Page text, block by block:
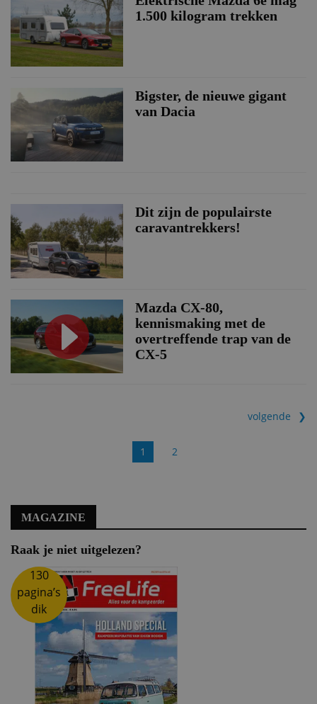
1.500 kilogram trekken
Bigster, de nieuwe gigant
van Dacia
Dit zijn de populairste
caravantrekkers!
Mazda CX-80,
kennismaking met de
overtreffende trap van de
CX-5
1 2
volgende
MAGAZINE
Raak je niet uitgelezen?
130
pagina’s
dik